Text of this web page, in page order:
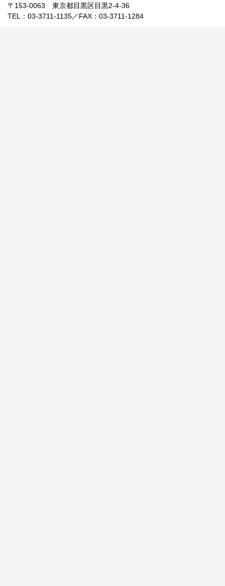
〒153-0063 東京都目黒区目黒2-4-36
TEL：03-3711-1135／FAX：03-3711-1284